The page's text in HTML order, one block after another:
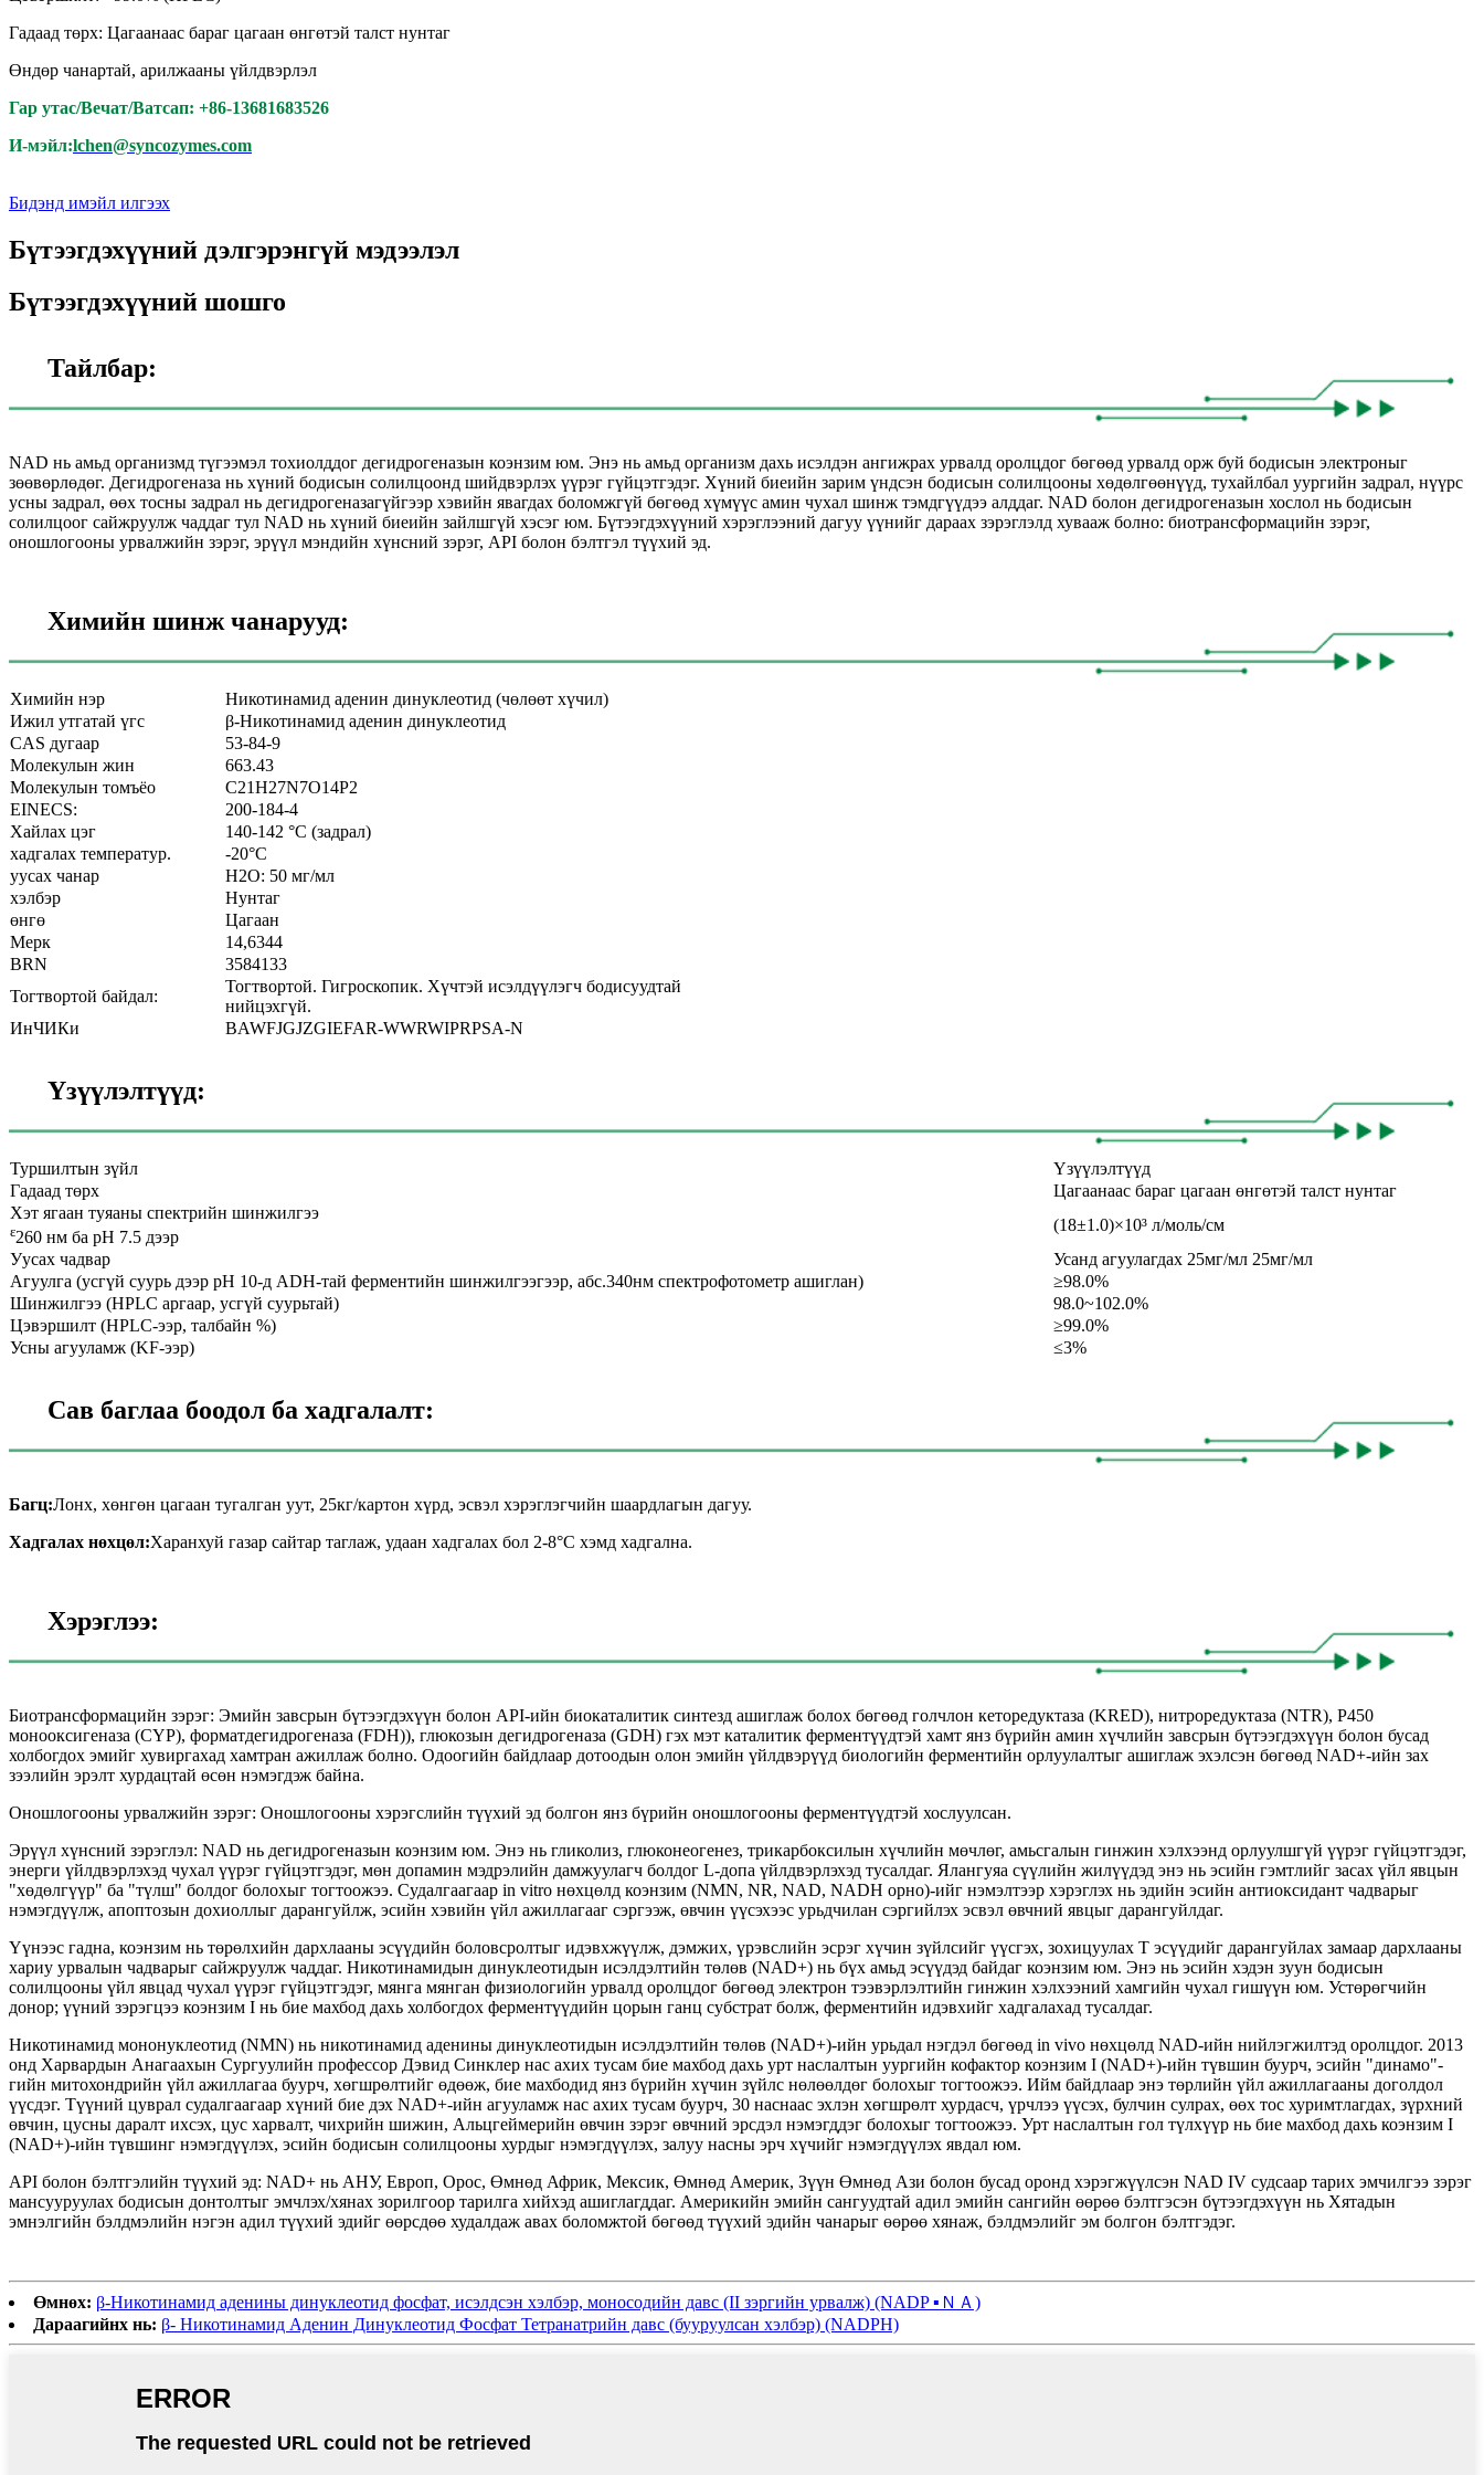
Гадаад төрх: Цагаанаас бараг цагаан өнгөтэй талст нунтаг
Өндөр чанартай, арилжааны үйлдвэрлэл
Гар утас/Вечат/Ватсап: +86-13681683526
И-мэйл:lchen@syncozymes.com
Бидэнд имэйл илгээх
Бүтээгдэхүүний дэлгэрэнгүй мэдээлэл
Бүтээгдэхүүний шошго
Тайлбар:
NAD нь амьд организмд түгээмэл тохиолддог дегидрогеназын коэнзим юм. Энэ нь амьд организм дахь исэлдэн ангижрах урвалд оролцдог бөгөөд урвалд орж буй бодисын электроныг
зөөвөрлөдөг. Дегидрогеназа нь хүний ​​бодисын солилцоонд шийдвэрлэх үүрэг гүйцэтгэдэг. Хүний биеийн зарим үндсэн бодисын солилцооны хөдөлгөөнүүд, тухайлбал уургийн задрал, нүүрс
усны задрал, өөх тосны задрал нь дегидрогеназагүйгээр хэвийн явагдах боломжгүй бөгөөд хүмүүс амин чухал шинж тэмдгүүдээ алддаг. NAD болон дегидрогеназын хослол нь бодисын
солилцоог сайжруулж чаддаг тул NAD нь хүний ​​биеийн зайлшгүй хэсэг юм. Бүтээгдэхүүний хэрэглээний дагуу үүнийг дараах зэрэглэлд хувааж болно: биотрансформацийн зэрэг,
оношлогооны урвалжийн зэрэг, эрүүл мэндийн хүнсний зэрэг, API болон бэлтгэл түүхий эд.
Химийн шинж чанарууд:
Химийн нэр
Никотинамид аденин динуклеотид (чөлөөт хүчил)
Ижил утгатай үгс
β-Никотинамид аденин динуклеотид
CAS дугаар
53-84-9
Молекулын жин
663.43
Молекулын томъёо
C21H27N7O14P2
EINECS:
200-184-4
Хайлах цэг
140-142 °C (задрал)
хадгалах температур.
-20°C
уусах чанар
H2O: 50 мг/мл
хэлбэр
Нунтаг
өнгө
Цагаан
Мерк
14,6344
BRN
3584133
Тогтвортой байдал:
Тогтвортой. Гигроскопик. Хүчтэй исэлдүүлэгч бодисуудтай
нийцэхгүй.
ИнЧИКи
BAWFJGJZGIEFAR-WWRWIPRPSA-N
Үзүүлэлтүүд:
Туршилтын зүйл
Үзүүлэлтүүд
Гадаад төрх
Цагаанаас бараг цагаан өнгөтэй талст нунтаг
Хэт ягаан туяаны спектрийн шинжилгээ
ε260 нм ба рН 7.5 дээр
(18±1.0)×10³ л/моль/см
Уусах чадвар
Усанд агуулагдах 25мг/мл 25мг/мл
Агуулга (усгүй суурь дээр рН 10-д ADH-тай ферментийн шинжилгээгээр, абс.340нм спектрофотометр ашиглан)
≥98.0%
Шинжилгээ (HPLC аргаар, усгүй суурьтай)
98.0~102.0%
Цэвэршилт (HPLC-ээр, талбайн %)
≥99.0%
Усны агууламж (KF-ээр)
≤3%
Сав баглаа боодол ба хадгалалт:
Багц:Лонх, хөнгөн цагаан тугалган уут, 25кг/картон хүрд, эсвэл хэрэглэгчийн шаардлагын дагуу.
Хадгалах нөхцөл:Харанхуй газар сайтар таглаж, удаан хадгалах бол 2-8°C хэмд хадгална.
Хэрэглээ:
Биотрансформацийн зэрэг: Эмийн завсрын бүтээгдэхүүн болон API-ийн биокаталитик синтезд ашиглаж болох бөгөөд голчлон кеторедуктаза (KRED), нитроредуктаза (NTR), P450
монооксигеназа (CYP), форматдегидрогеназа (FDH)), глюкозын дегидрогеназа (GDH) гэх мэт каталитик ферментүүдтэй хамт янз бүрийн амин хүчлийн завсрын бүтээгдэхүүн болон бусад
холбогдох эмийг хувиргахад хамтран ажиллаж болно. Одоогийн байдлаар дотоодын олон эмийн үйлдвэрүүд биологийн ферментийн орлуулалтыг ашиглаж эхэлсэн бөгөөд NAD+-ийн зах
зээлийн эрэлт хурдацтай өсөн нэмэгдэж байна.
Оношлогооны урвалжийн зэрэг: Оношлогооны хэрэгслийн түүхий эд болгон янз бүрийн оношлогооны ферментүүдтэй хослуулсан.
Эрүүл хүнсний зэрэглэл: NAD нь дегидрогеназын коэнзим юм. Энэ нь гликолиз, глюконеогенез, трикарбоксилын хүчлийн мөчлөг, амьсгалын гинжин хэлхээнд орлуулшгүй үүрэг гүйцэтгэдэг,
энерги үйлдвэрлэхэд чухал үүрэг гүйцэтгэдэг, мөн допамин мэдрэлийн дамжуулагч болдог L-допа үйлдвэрлэхэд тусалдаг. Ялангуяа сүүлийн жилүүдэд энэ нь эсийн гэмтлийг засах үйл явцын
"хөдөлгүүр" ба "түлш" болдог болохыг тогтоожээ. Судалгаагаар in vitro нөхцөлд коэнзим (NMN, NR, NAD, NADH орно)-ийг нэмэлтээр хэрэглэх нь эдийн эсийн антиоксидант чадварыг
нэмэгдүүлж, апоптозын дохиоллыг дарангуйлж, эсийн хэвийн үйл ажиллагааг сэргээж, өвчин үүсэхээс урьдчилан сэргийлэх эсвэл өвчний явцыг дарангуйлдаг.
Үүнээс гадна, коэнзим нь төрөлхийн дархлааны эсүүдийн боловсролтыг идэвхжүүлж, дэмжих, үрэвслийн эсрэг хүчин зүйлсийг үүсгэх, зохицуулах Т эсүүдийг дарангуйлах замаар дархлааны
хариу урвалын чадварыг сайжруулж чаддаг. Никотинамидын динуклеотидын исэлдэлтийн төлөв (NAD+) нь бүх амьд эсүүдэд байдаг коэнзим юм. Энэ нь эсийн хэдэн зуун бодисын
солилцооны үйл явцад чухал үүрэг гүйцэтгэдэг, мянга мянган физиологийн урвалд оролцдог бөгөөд электрон тээвэрлэлтийн гинжин хэлхээний хамгийн чухал гишүүн юм. Устөрөгчийн
донор; үүний зэрэгцээ коэнзим I нь бие махбод дахь холбогдох ферментүүдийн цорын ганц субстрат болж, ферментийн идэвхийг хадгалахад тусалдаг.
Никотинамид мононуклеотид (NMN) нь никотинамид аденины динуклеотидын исэлдэлтийн төлөв (NAD+)-ийн урьдал нэгдэл бөгөөд in vivo нөхцөлд NAD-ийн нийлэгжилтэд оролцдог. 2013
онд Харвардын Анагаахын Сургуулийн профессор Дэвид Синклер нас ахих тусам бие махбод дахь урт наслалтын уургийн кофактор коэнзим I (NAD+)-ийн түвшин буурч, эсийн "динамо"-
гийн митохондрийн үйл ажиллагаа буурч, хөгшрөлтийг өдөөж, бие махбодид янз бүрийн хүчин зүйлс нөлөөлдөг болохыг тогтоожээ. Ийм байдлаар энэ төрлийн үйл ажиллагааны доголдол
үүсдэг. Түүний цуврал судалгаагаар хүний ​​бие дэх NAD+-ийн агууламж нас ахих тусам буурч, 30 наснаас эхлэн хөгшрөлт хурдасч, үрчлээ үүсэх, булчин сулрах, өөх тос хуримтлагдах, зүрхний
өвчин, цусны даралт ихсэх, цус харвалт, чихрийн шижин, Альцгеймерийн өвчин зэрэг өвчний эрсдэл нэмэгддэг болохыг тогтоожээ. Урт наслалтын гол түлхүүр нь бие махбод дахь коэнзим I
(NAD+)-ийн түвшинг нэмэгдүүлэх, эсийн бодисын солилцооны хурдыг нэмэгдүүлэх, залуу насны эрч хүчийг нэмэгдүүлэх явдал юм.
API болон бэлтгэлийн түүхий эд: NAD+ нь АНУ, Европ, Орос, Өмнөд Африк, Мексик, Өмнөд Америк, Зүүн Өмнөд Ази болон бусад оронд хэрэгжүүлсэн NAD IV судсаар тарих эмчилгээ зэрэг
мансууруулах бодисын донтолтыг эмчлэх/хянах зорилгоор тарилга хийхэд ашиглагддаг. Америкийн эмийн сангуудтай адил эмийн сангийн өөрөө бэлтгэсэн бүтээгдэхүүн нь Хятадын
эмнэлгийн бэлдмэлийн нэгэн адил түүхий эдийг өөрсдөө худалдаж авах боломжтой бөгөөд түүхий эдийн чанарыг өөрөө хянаж, бэлдмэлийг эм болгон бэлтгэдэг.
Өмнөх: β-Никотинамид аденины динуклеотид фосфат, исэлдсэн хэлбэр, моносодийн давс (II зэргийн урвалж) (NADP ▪ＮＡ)
Дараагийнх нь: β- Никотинамид Аденин Динуклеотид Фосфат Тетранатрийн давс (бууруулсан хэлбэр) (NADPH)